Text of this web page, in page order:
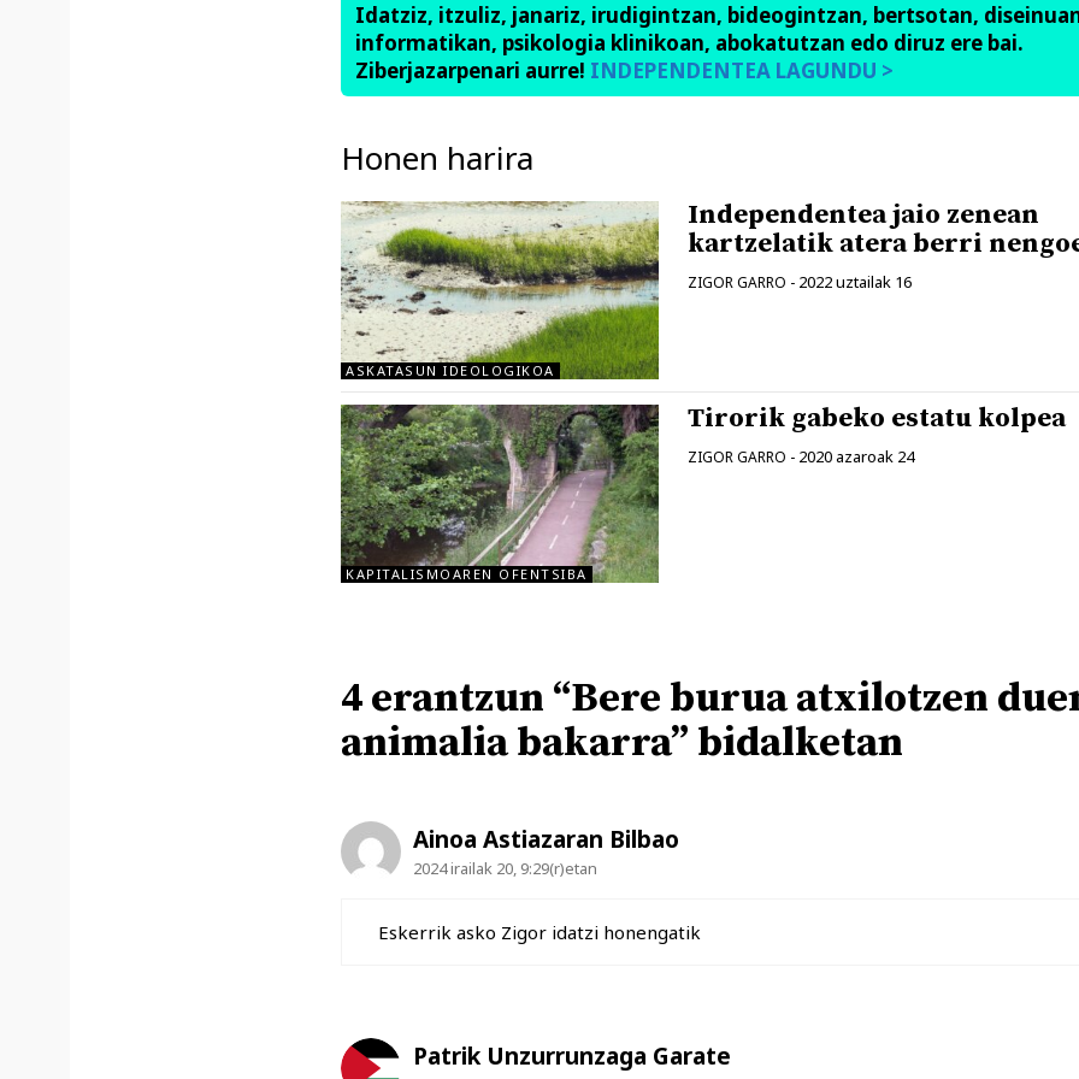
Idatziz, itzuliz, janariz, irudigintzan, bideogintzan, bertsotan,
informatikan, psikologia klinikoan, abokatutzan edo diruz ere bai.
Ziberjazarpenari aurre! INDEPENDENTEA LAGUNDU >
Honen harira
ASKATASUN IDEOLOGIKOA
Independentea jaio zenean
kartzelatik atera berri
ZIGOR GARRO - 2022 uztailak 16
KAPITALISMOAREN OFENTSIBA
Tirorik gabeko estatu kolpea
ZIGOR GARRO - 2020 azaroak 24
4 erantzun “Bere burua atxilotzen
animalia bakarra” bidalketan
Ainoa Astiazaran Bilbao
2024 irailak 20, 9:29(r)etan
Eskerrik asko Zigor idatzi honengatik
Patrik Unzurrunzaga Garate